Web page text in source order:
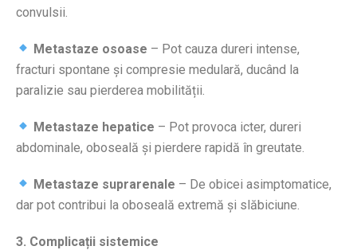
convulsii.
Metastaze osoase – Pot cauza dureri intense,
fracturi spontane și compresie medulară, ducând la
paralizie sau pierderea mobilității.
Metastaze hepatice – Pot provoca icter, dureri
abdominale, oboseală și pierdere rapidă în greutate.
Metastaze suprarenale – De obicei asimptomatice,
dar pot contribui la oboseală extremă și slăbiciune.
3. Complicații sistemice